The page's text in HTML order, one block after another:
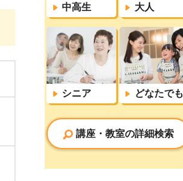
中高生 大人
シニア どなたでも
講座・教室の詳細検索